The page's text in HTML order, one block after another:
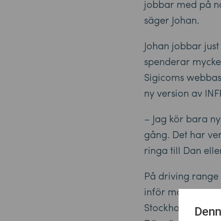
jobbar med på
säger Johan.
Johan jobbar
spenderar
Sigicoms
ny version av
– Jag kör bara
gång. Det har
ringa till Dan
På driving
inför
Stockholm och